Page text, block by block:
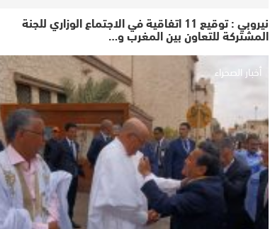
نيروبي : توقيع 11 اتفاقية في الاجتماع الوزاري للجنة
المشتركة للتعاون بين المغرب و…
أخبار الصحراء